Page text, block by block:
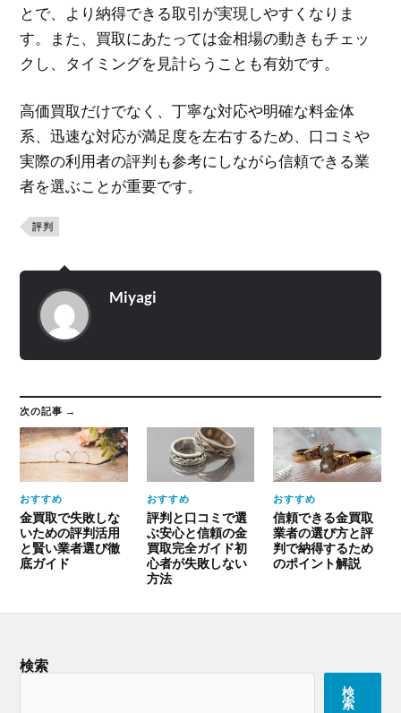
とで、より納得できる取引が実現しやすくなりま
す。また、買取にあたっては金相場の動きもチェッ
クし、タイミングを見計らうことも有効です。
高価買取だけでなく、丁寧な対応や明確な料金体
系、迅速な対応が満足度を左右するため、口コミや
実際の利用者の評判も参考にしながら信頼できる業
者を選ぶことが重要です。
評判
Miyagi
次の記事 →
おすすめ
金買取で失敗しな
いための評判活用
と賢い業者選び徹
底ガイド
おすすめ
評判と口コミで選
ぶ安心と信頼の金
買取完全ガイド初
心者が失敗しない
方法
おすすめ
信頼できる金買取
業者の選び方と評
判で納得するため
のポイント解説
検索
検
索